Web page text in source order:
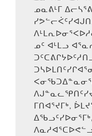
ᓄᓇᕕᒻᒥ
ᓄᑦ ᐊᒻᒪᓗ
ᒥᑎᐊᕐᔪᒥᒃ,
ᐃᖃᓗᑦᓯᐅᓂᕐᒥᒃ,